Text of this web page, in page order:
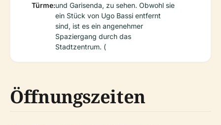
Türme:und Garisenda, zu sehen. Obwohl sie
ein Stück von Ugo Bassi entfernt
sind, ist es ein angenehmer
Spaziergang durch das
Stadtzentrum. (
Öffnungszeiten